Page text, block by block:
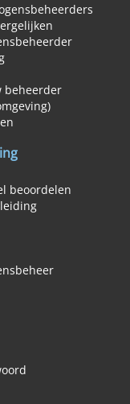
beheerder
beoordelen